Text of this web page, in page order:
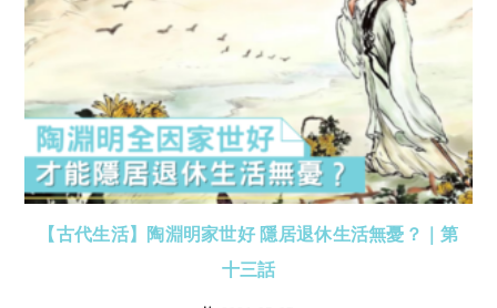
【古代生活】陶淵明家世好 隱居退休生活無憂？｜第
十三話